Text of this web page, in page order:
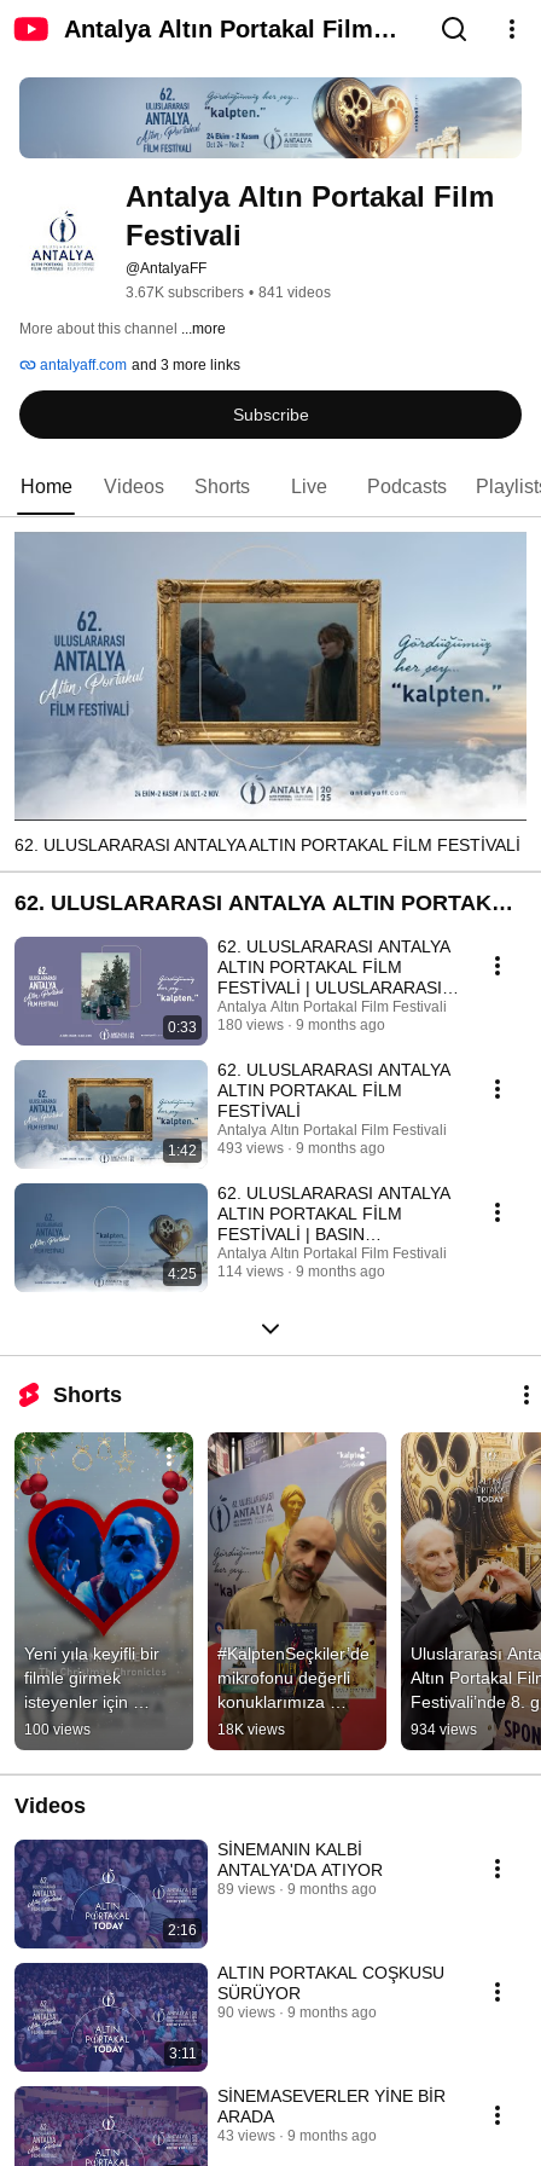
Antalya Altın Portakal Film
Antalya Altın Portakal Film
Festivali
@AntalyaFF
3.67K subscribers • 841 videos
More about this channel ...more
antalyaff.com and 3 more links
Subscribe
Home Videos Shorts Live Podcasts
62. ULUSLARARASI ANTALYA ALTIN PORTAKAL FİLM FESTİVALİ
62. ULUSLARARASI ANTALYA ALTIN PORTAKAL
FİLM FESTİVALİ
0:33
62. ULUSLARARASI ANTALYA
ALTIN PORTAKAL FİLM
FESTİVALİ | ULUSLARARASI
YARIŞMA FİLMLERİ
Antalya Altın Portakal Film Festivali
180 views
9 months ago
1:42
62. ULUSLARARASI ANTALYA
ALTIN PORTAKAL FİLM
FESTİVALİ
Antalya Altın Portakal Film Festivali
493 views
9 months ago
4:25
62. ULUSLARARASI ANTALYA
ALTIN PORTAKAL FİLM
FESTİVALİ | BASIN
TOPLANTISI
Antalya Altın Portakal Film Festivali
114 views
9 months ago
Shorts
Yeni yıla keyifli bir
filmle girmek
isteyenler için
önerimiz: The
Christmas
Chronicles.
100 views
#KalptenSeçkiler’de
mikrofonu değerli
konuklarımıza
uzattık.
18K views
Uluslararası
Altın Portakal
Festivali’nde 8.
büyük bir
geride kaldı. 🤍
934 views
Videos
2:16
SİNEMANIN KALBİ
ANTALYA'DA ATIYOR
89 views 9 months ago
3:11
ALTIN PORTAKAL COŞKUSU
SÜRÜYOR
90 views 9 months ago
SİNEMASEVERLER YİNE BİR
ARADA
43 views 9 months ago